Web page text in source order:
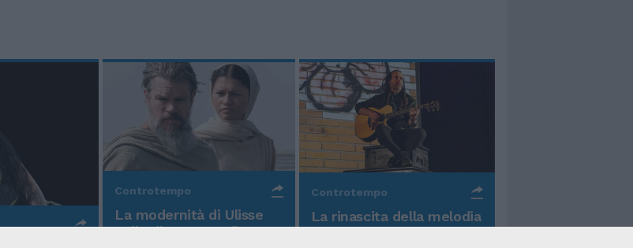
Controtempo
La modernità di Ulisse
nell'Odissea pop di
Controtempo
La rinascita della melodia